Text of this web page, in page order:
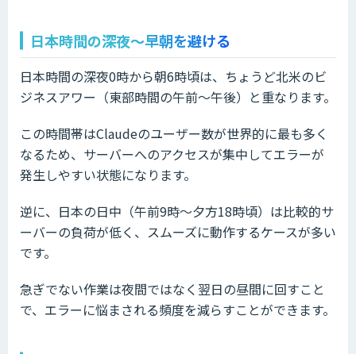
日本時間の深夜〜早朝を避ける
日本時間の深夜0時から朝6時頃は、ちょうど北米のビ
ジネスアワー（東部時間の午前〜午後）と重なります。
この時間帯はClaudeのユーザー数が世界的に最も多く
なるため、サーバーへのアクセスが集中してエラーが
発生しやすい状態になります。
逆に、日本の日中（午前9時〜夕方18時頃）は比較的サ
ーバーの負荷が低く、スムーズに動作するケースが多い
です。
急ぎでない作業は夜間ではなく翌日の昼間に回すこと
で、エラーに悩まされる頻度を減らすことができます。